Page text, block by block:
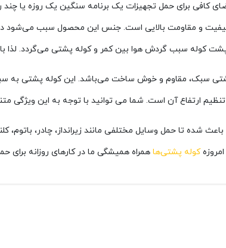
کافی برای حمل تجهیزات یک برنامه سنگین یک روزه یا چند
و مقاومت بالایی است. جنس این محصول سبب
کوله سبب گردش هوا بین کمر و کوله پشتی می‌گردد. لذا
سبک، مقاوم و خوش ساخت می‌باشد. این کوله پشتی به سبب
ارتفاع آن است. شما می توانید با توجه به این ویژگی
شده تا حمل وسایل مختلفی مانند زیرانداز، چادر،
کوله پشتی‌هاهمراه همیشگی ما در کارهای روزانه